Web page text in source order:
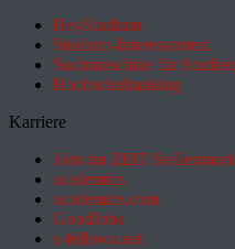
HeyStudium
Studium-Interessentest
Suchmaschine für
Hochschulranking
Karriere
Jobs im ZEIT
academics
academics.com
GoodJobs
e-fellows.net